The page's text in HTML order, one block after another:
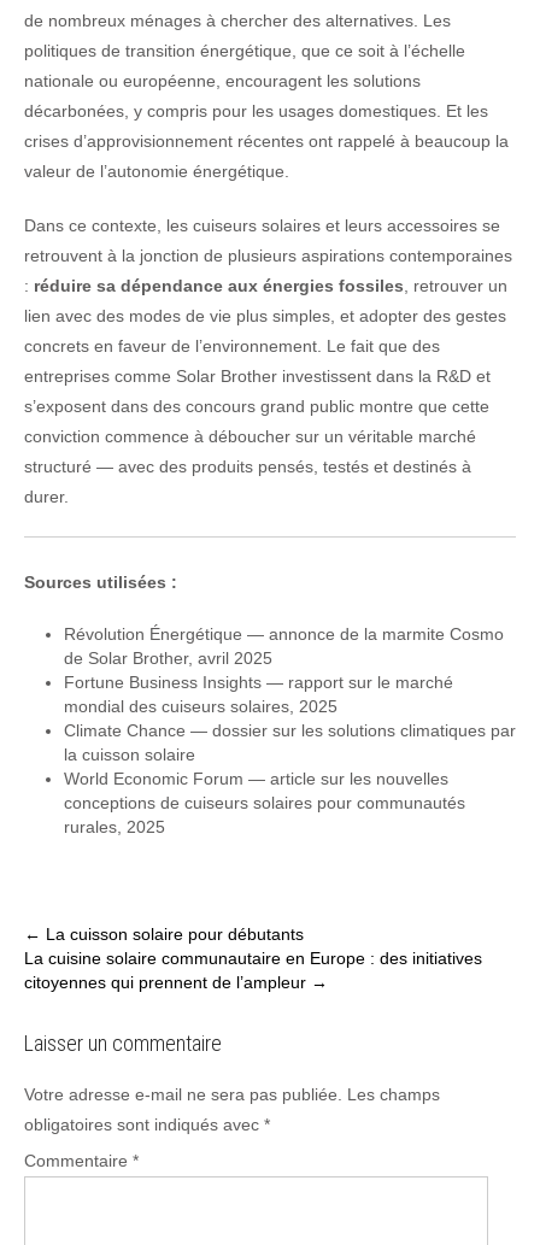
de nombreux ménages à chercher des alternatives. Les
politiques de transition énergétique, que ce soit à l’échelle
nationale ou européenne, encouragent les solutions
décarbonées, y compris pour les usages domestiques. Et les
crises d’approvisionnement récentes ont rappelé à beaucoup la
valeur de l’autonomie énergétique.
Dans ce contexte, les cuiseurs solaires et leurs accessoires se
retrouvent à la jonction de plusieurs aspirations contemporaines
: réduire sa dépendance aux énergies fossiles , retrouver un
lien avec des modes de vie plus simples, et adopter des gestes
concrets en faveur de l’environnement. Le fait que des
entreprises comme Solar Brother investissent dans la R&D et
s’exposent dans des concours grand public montre que cette
conviction commence à déboucher sur un véritable marché
structuré — avec des produits pensés, testés et destinés à
durer.
Sources utilisées :
Révolution Énergétique — annonce de la marmite Cosmo
de Solar Brother, avril 2025
Fortune Business Insights — rapport sur le marché
mondial des cuiseurs solaires, 2025
Climate Chance — dossier sur les solutions climatiques par
la cuisson solaire
World Economic Forum — article sur les nouvelles
conceptions de cuiseurs solaires pour communautés
rurales, 2025
Post
navigation
← La cuisson solaire pour débutants
La cuisine solaire communautaire en Europe : des initiatives
citoyennes qui prennent de l’ampleur →
Laisser un commentaire
Votre adresse e-mail ne sera pas publiée.
Les champs
obligatoires sont indiqués avec *
Commentaire *